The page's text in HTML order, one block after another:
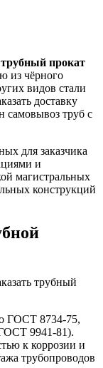
трубный прокат
из чёрного
видов стали
доставку
самовывоз труб с
для заказчика
и
магистральных
конструкций
трубный
ГОСТ 8734-75,
9941-81).
к коррозии и
трубопроводов